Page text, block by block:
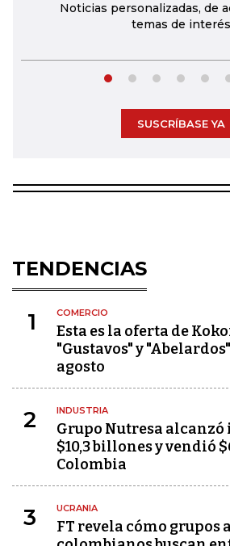
Noticias personalizadas, de
temas de interés
SUSCRÍBASE YA
TENDENCIAS
1 COMERCIO
Esta es la oferta de
"Gustavos" y
agosto
2 INDUSTRIA
Grupo Nutresa alcanzó
$10,3 billones y vendió
Colombia
3 UCRANIA
FT revela cómo grupos